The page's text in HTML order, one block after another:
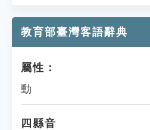
教育部臺灣客語辭典
屬性：
動
四縣音